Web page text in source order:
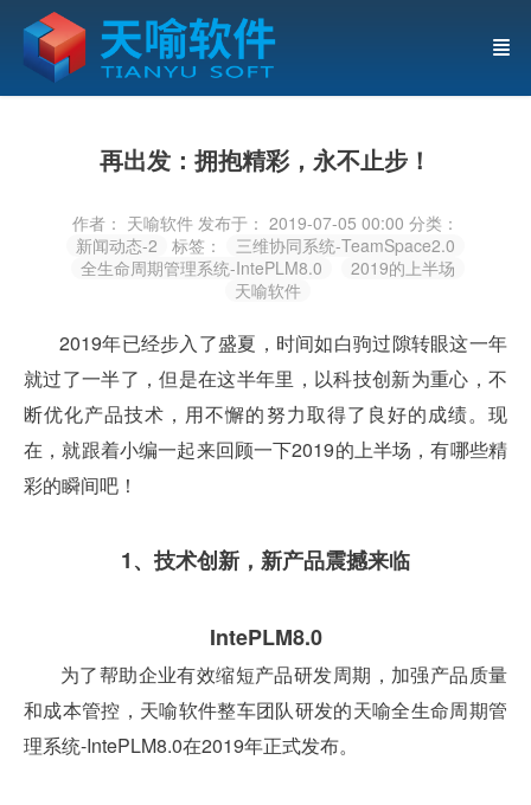
再出发：拥抱精彩，永不止步！
作者： 天喻软件 发布于： 2019-07-05 00:00 分类：
新闻动态-2
标签：
三维协同系统-TeamSpace2.0
全生命周期管理系统-IntePLM8.0
2019的上半场
天喻软件
2019年已经步入了盛夏，时间如白驹过隙转眼这一年
就过了一半了，但是在这半年里，以科技创新为重心，不
断优化产品技术，用不懈的努力取得了良好的成绩。现
在，就跟着小编一起来回顾一下2019的上半场，有哪些精
彩的瞬间吧！
1、技术创新， 新产品震撼来临
IntePLM8.0
为了帮助企业有效缩短产品研发周期，加强产品质量
和成本管控， 天喻软件整车团队研发的天喻全生命周期管
理系统-IntePLM8.0在2019年正式发布。